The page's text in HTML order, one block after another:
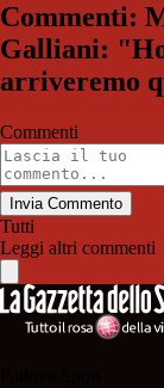
Commenti:
Galliani:
arriveremo
Commenti
Invia Commento
Tutti
Leggi altri commenti